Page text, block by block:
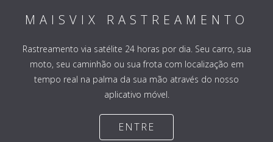
MAISVIX RASTREAMENTO
Rastreamento via satélite 24 horas por dia. Seu carro, sua
moto, seu caminhão ou sua frota com localização em
tempo real na palma da sua mão através do nosso
aplicativo móvel.
ENTRE